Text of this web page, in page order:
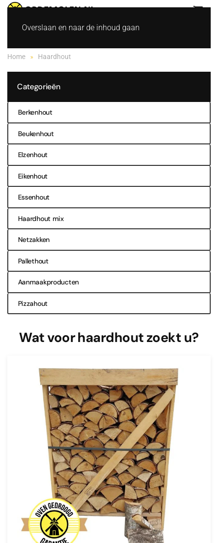
Overslaan en naar de inhoud gaan
Home Haardhout
Categorieën
Berkenhout
Beukenhout
Elzenhout
Eikenhout
Essenhout
Haardhout mix
Netzakken
Pallethout
Aanmaakproducten
Pizzahout
Wat voor haardhout zoekt u?